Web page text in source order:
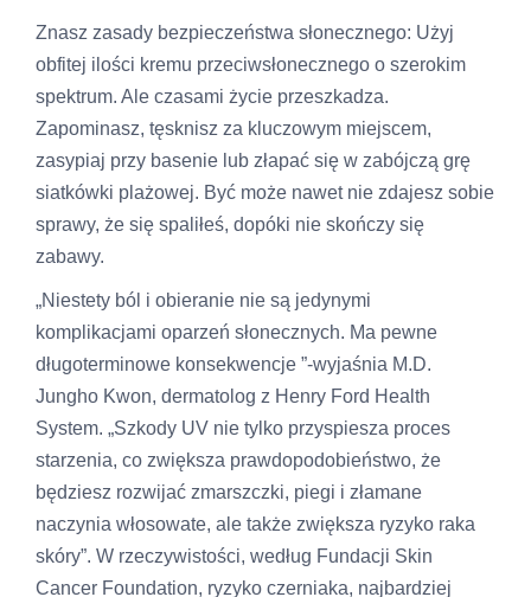
Znasz zasady bezpieczeństwa słonecznego: Użyj
obfitej ilości kremu przeciwsłonecznego o szerokim
spektrum. Ale czasami życie przeszkadza.
Zapominasz, tęsknisz za kluczowym miejscem,
zasypiaj przy basenie lub złapać się w zabójczą grę
siatkówki plażowej. Być może nawet nie zdajesz sobie
sprawy, że się spaliłeś, dopóki nie skończy się
zabawy.
„Niestety ból i obieranie nie są jedynymi
komplikacjami oparzeń słonecznych. Ma pewne
długoterminowe konsekwencje ”-wyjaśnia M.D.
Jungho Kwon, dermatolog z Henry Ford Health
System. „Szkody UV nie tylko przyspiesza proces
starzenia, co zwiększa prawdopodobieństwo, że
będziesz rozwijać zmarszczki, piegi i złamane
naczynia włosowate, ale także zwiększa ryzyko raka
skóry”. W rzeczywistości, według Fundacji Skin
Cancer Foundation, ryzyko czerniaka, najbardziej